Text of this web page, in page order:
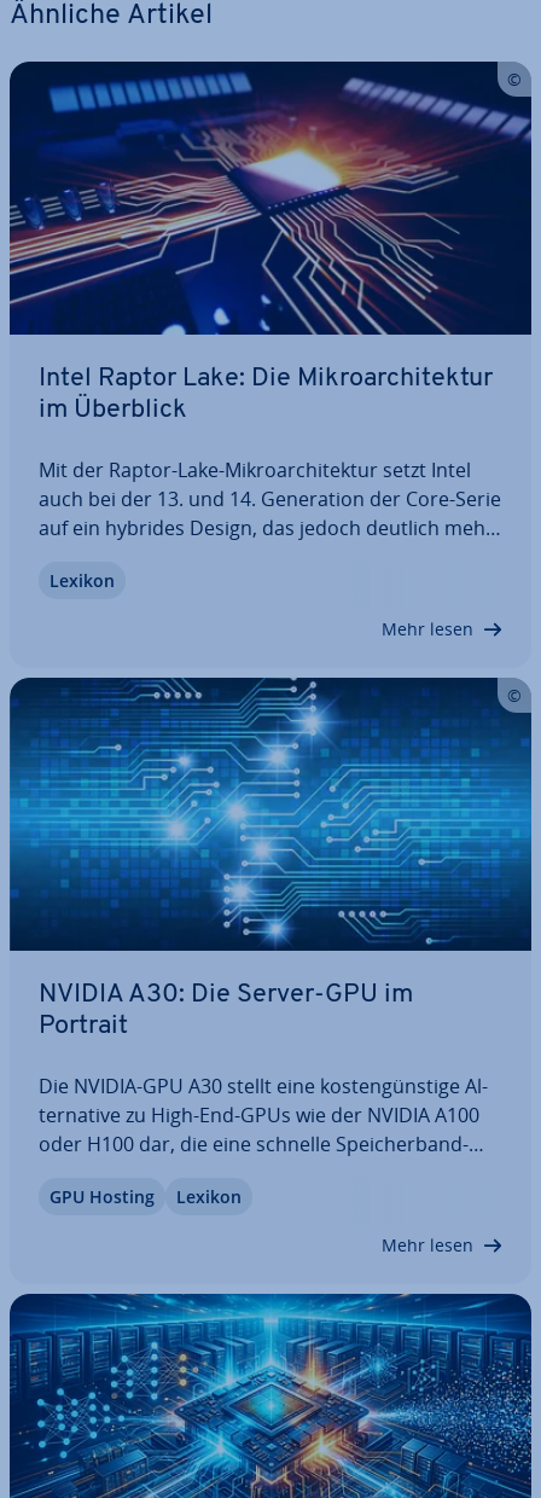
Ähnliche Artikel
Intel Raptor Lake: Die Mi­kro­ar­chi­tek­tur
im Überblick
Mit der Raptor-Lake-Mi­kro­ar­chi­tek­tur setzt Intel
auch bei der 13. und 14. Ge­ne­ra­ti­on der Core-Serie
auf ein hybrides Design, das jedoch deutlich mehr
Alder Lake. Welche Vor- und Nachteile die Intel-
Lexikon
Mehr lesen
NVIDIA A30: Die Server-GPU im
Portrait
Die NVIDIA-GPU A30 stellt eine kos­ten­güns­ti­ge Al­
ter­na­ti­ve zu High-End-GPUs wie der NVIDIA A100
oder H100 dar, die eine schnelle Spei­cher­band­
Unser Guide ver­an­schau­licht, wie sich die A30 in
GPU Hosting Lexikon
Mehr lesen